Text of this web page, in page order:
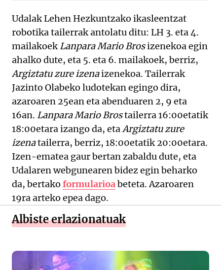
Udalak Lehen Hezkuntzako ikasleentzat
robotika tailerrak antolatu ditu: LH 3. eta 4.
mailakoekLanpara Mario Brosizenekoa egin
ahalko dute, eta 5. eta 6. mailakoek, berriz,
Argiztatu zure izenaizenekoa. Tailerrak
Jazinto Olabeko ludotekan egingo dira,
azaroaren 25ean eta abenduaren 2, 9 eta
16an. Lanpara Mario Brostailerra 16:00etatik
18:00etara izango da, etaArgiztatu zure
izenatailerra, berriz, 18:00etatik 20:00etara.
Izen-ematea gaur bertan zabaldu dute, eta
Udalaren webgunearen bidez egin beharko
da, bertako formularioabeteta. Azaroaren
19ra arteko epea dago.
Albiste erlazionatuak